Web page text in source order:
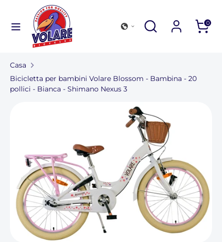
contenuto
Di
Cerca
nel
nostro
negozio
0
Cerca
nostro
negozio
Collezione di biciclette
Per le aziende
Casa
Bicicletta per bambini Volare Blossom - Bambina - 20
pollici - Bianca - Shimano Nexus 3